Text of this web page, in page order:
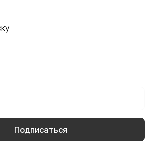
Подписаться